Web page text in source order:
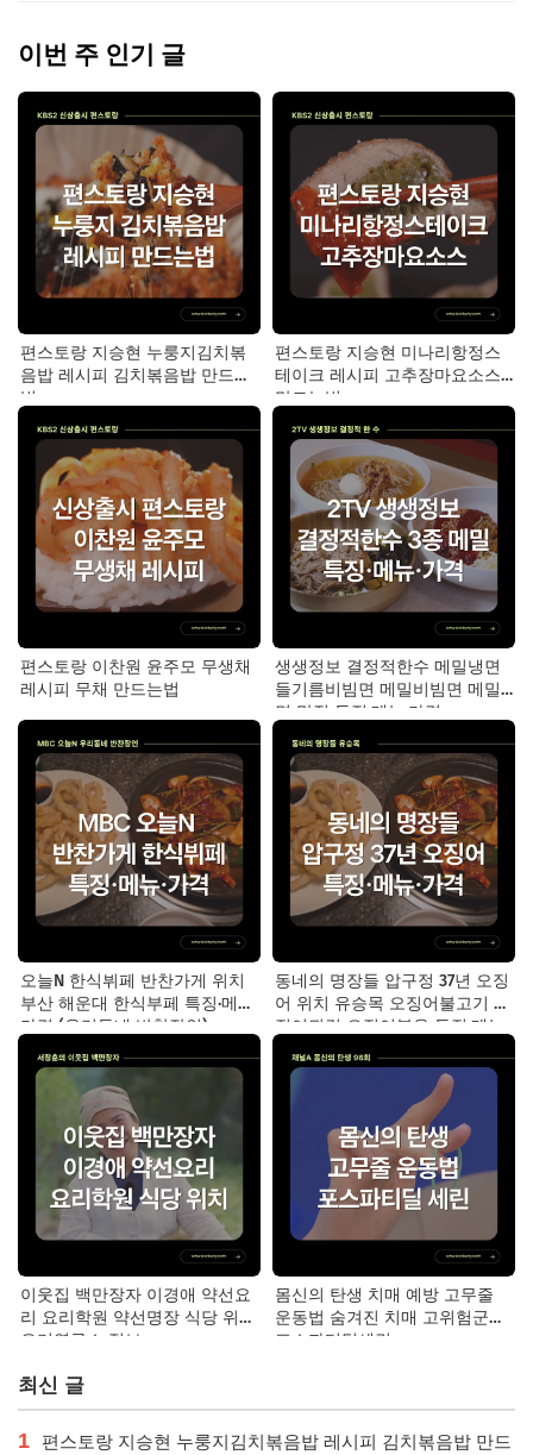
이번 주 인기 글
편스토랑 지승현 누룽지김치볶
음밥 레시피 김치볶음밥 만드는
법
편스토랑 지승현 미나리항정스
테이크 레시피 고추장마요소스
만드는법
편스토랑 이찬원 윤주모 무생채
레시피 무채 만드는법
생생정보 결정적한수 메밀냉면
들기름비빔면 메밀비빔면 메밀
면 맛집 특징·메뉴·가격
오늘N 한식뷔페 반찬가게 위치
부산 해운대 한식부페 특징·메뉴·
가격 (우리동네 반찬장인)
동네의 명장들 압구정 37년 오징
어 위치 유승목 오징어불고기 오
징어튀김 오징어볶음 특징·메뉴·
이웃집 백만장자 이경애 약선요
리 요리학원 약선명장 식당 위치
요리연구소 정보
몸신의 탄생 치매 예방 고무줄
운동법 숨겨진 치매 고위험군｜
포스파티딜세린
최신 글
1
편스토랑 지승현 누룽지김치볶음밥 레시피 김치볶음밥 만드